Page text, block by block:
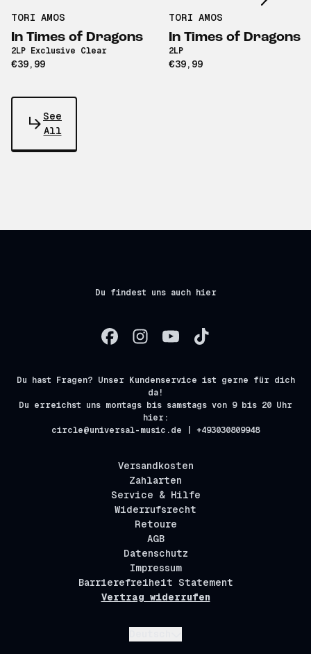
TORI AMOS
In Times of Dragons
2LP Exclusive Clear
€39,99
TORI AMOS
In Times of Dragons
2LP
€39,99
See
All
Du findest uns auch hier
Du hast Fragen? Unser Kundenservice ist gerne für dich
da!
Du erreichst uns montags bis samstags von 9 bis 20 Uhr
hier:
circle@universal-music.de | +493030809948
Versandkosten
Zahlarten
Service & Hilfe
Widerrufsrecht
Retoure
AGB
Datenschutz
Impressum
Barrierefreiheit Statement
Vertrag widerrufen